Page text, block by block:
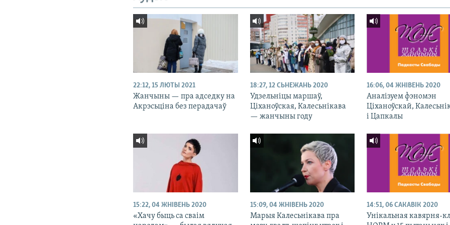
22:12, 15 ЛЮТЫ 2021
Жанчыны — пра адседку на
Акрэсьціна без перадачаў
18:27, 12 СЬНЕЖАНЬ 2020
Удзельніцы маршаў,
Ціханоўская, Калесьнікава
— жанчыны году
16:06, 04 ЖНІВЕНЬ 2020
Аналізуем фэномэн
Ціханоўскай,
і Цапкалы
15:22, 04 ЖНІВЕНЬ 2020
«Хачу быць са сваім
15:09, 04 ЖНІВЕНЬ 2020
Марыя Калесьнікава пра
14:51, 06 САКАВІК 2020
Унікальная кавярня-